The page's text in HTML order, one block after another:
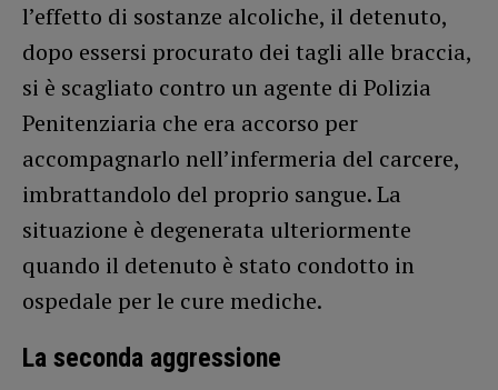
l’effetto di sostanze alcoliche, il detenuto,
dopo essersi procurato dei tagli alle braccia,
si è scagliato contro un agente di Polizia
Penitenziaria che era accorso per
accompagnarlo nell’infermeria del carcere,
imbrattandolo del proprio sangue. La
situazione è degenerata ulteriormente
quando il detenuto è stato condotto in
ospedale per le cure mediche.
La seconda aggressione